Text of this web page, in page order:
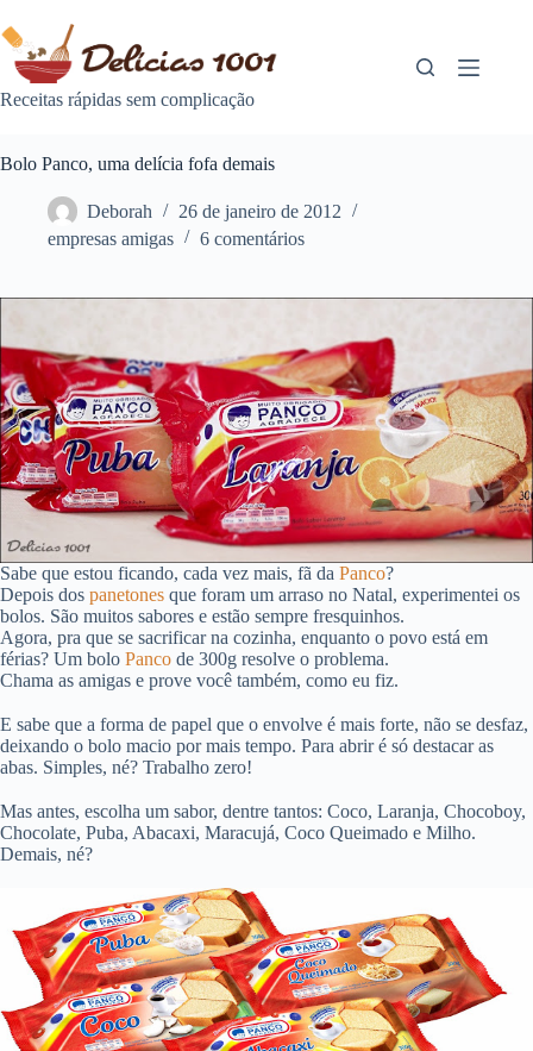
para
conteúdo
Receitas rápidas sem complicação
Bolo Panco, uma delícia fofa demais
Deborah
26 de janeiro de 2012
empresas amigas
6 comentários
Sabe que estou ficando, cada vez mais, fã da Panco?
Depois dos panetones que foram um arraso no Natal, experimentei os
bolos. São muitos sabores e estão sempre fresquinhos.
Agora, pra que se sacrificar na cozinha, enquanto o povo está em
férias? Um bolo Panco de 300g resolve o problema.
Chama as amigas e prove você também, como eu fiz.
E sabe que a forma de papel que o envolve é mais forte, não se desfaz,
deixando o bolo macio por mais tempo. Para abrir é só destacar as
abas. Simples, né? Trabalho zero!
Mas antes, escolha um sabor, dentre tantos: Coco, Laranja, Chocoboy,
Chocolate, Puba, Abacaxi, Maracujá, Coco Queimado e Milho.
Demais, né?